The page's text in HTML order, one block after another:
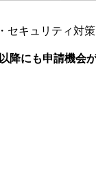
セキュリティ対
降にも申請機会